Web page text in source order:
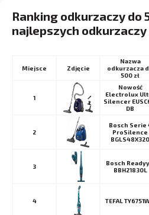
Ranking odkurzaczy do
najlepszych odkurzaczy
Miejsce
Nazwa
odkurzacza
500 zł
1
Nowość
Electrolux
Silencer
DB
2
Bosch Serie
ProSilence
BGLS48X320
3
Bosch
BBH21830L
4 TEFAL